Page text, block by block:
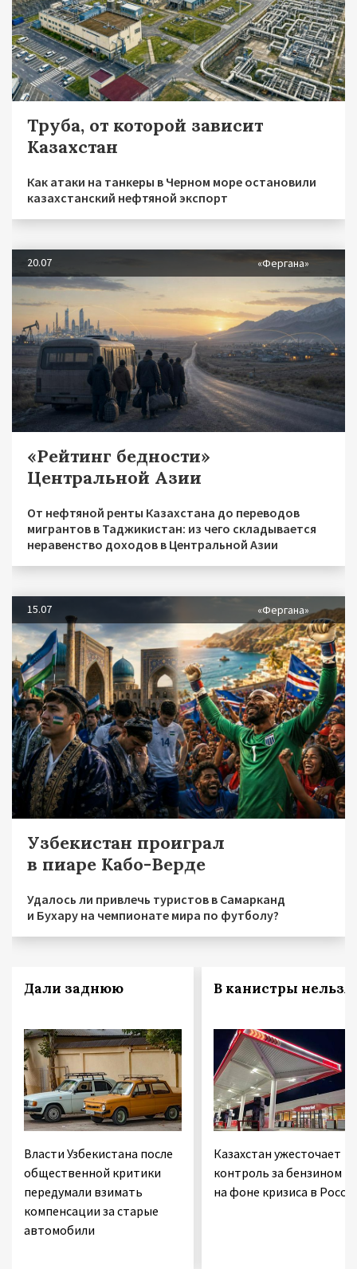
Труба, от которой зависит
Казахстан
Как атаки на танкеры в Черном море остановили
казахстанский нефтяной экспорт
20.07 «Фергана»
«Рейтинг бедности»
Центральной Азии
От нефтяной ренты Казахстана до переводов
мигрантов в Таджикистан: из чего складывается
неравенство доходов в Центральной Азии
15.07 «Фергана»
Узбекистан проиграл
в пиаре Кабо-Верде
Удалось ли привлечь туристов в Самарканд
и Бухару на чемпионате мира по футболу?
Дали заднюю
Власти Узбекистана после
общественной критики
передумали взимать
компенсации за старые
автомобили
В канистры нельзя!
Казахстан ужесточает
контроль за бензином
на фоне кризиса в